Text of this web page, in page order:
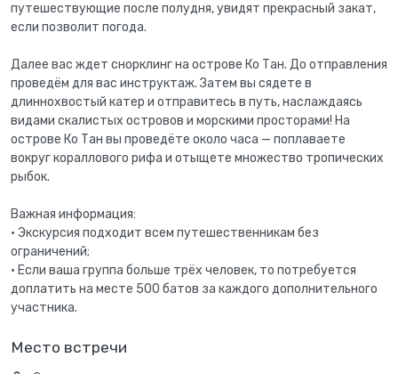
путешествующие после полудня, увидят прекрасный закат,
если позволит погода.
Далее вас ждет снорклинг на острове Ко Тан. До отправления
проведём для вас инструктаж. Затем вы сядете в
длиннохвостый катер и отправитесь в путь, наслаждаясь
видами скалистых островов и морскими просторами! На
острове Ко Тан вы проведёте около часа — поплаваете
вокруг кораллового рифа и отыщете множество тропических
рыбок.
Важная информация:
• Экскурсия подходит всем путешественникам без
ограничений;
• Если ваша группа больше трёх человек, то потребуется
доплатить на месте 500 батов за каждого дополнительного
участника.
Место встречи